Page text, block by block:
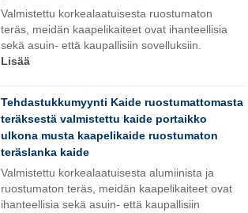
Valmistettu korkealaatuisesta ruostumaton
teräs , meidän kaapelikaiteet ovat ihanteellisia
sekä asuin- että kaupallisiin sovelluksiin.
Lisää
Tehdastukkumyynti Kaide ruostumattomasta
teräksestä valmistettu kaide portaikko
ulkona musta kaapelikaide ruostumaton
teräslanka kaide
Valmistettu korkealaatuisesta alumiinista ja
ruostumaton teräs , meidän kaapelikaiteet ovat
ihanteellisia sekä asuin- että kaupallisiin